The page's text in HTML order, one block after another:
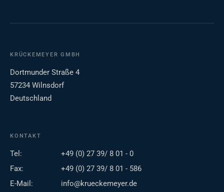
KRÜCKEMEYER GMBH
Dortmunder Straße 4
57234 Wilnsdorf
Deutschland
KONTAKT
Tel:
+49 (0) 27 39/ 8 01 - 0
Fax:
+49 (0) 27 39/ 8 01 - 586
E-Mail:
info@krueckemeyer.de